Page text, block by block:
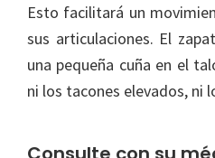
Esto facilitará un
sus articulaciones. El
una pequeña cuña en el
ni los tacones elevados, ni